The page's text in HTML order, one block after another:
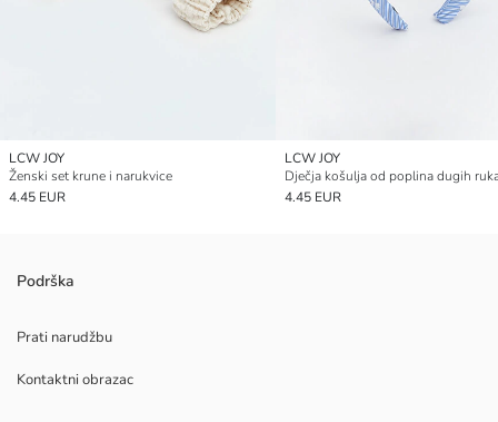
LCW JOY
Ženski set krune i narukvice
4.45 EUR
LCW JOY
Dječja košulja od poplina dugih
4.45 EUR
Podrška
Prati narudžbu
Kontaktni obrazac